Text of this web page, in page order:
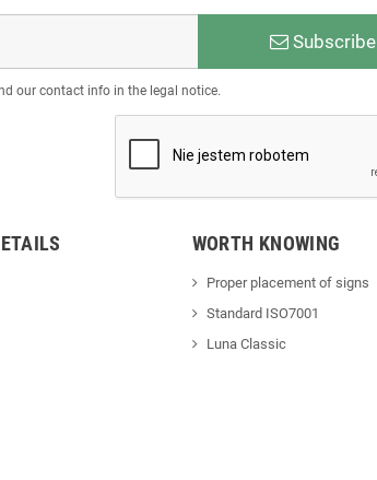
Subscribe
our contact info in the legal notice.
WORTH KNOWING
Proper placement of signs
Standard ISO7001
Luna Classic